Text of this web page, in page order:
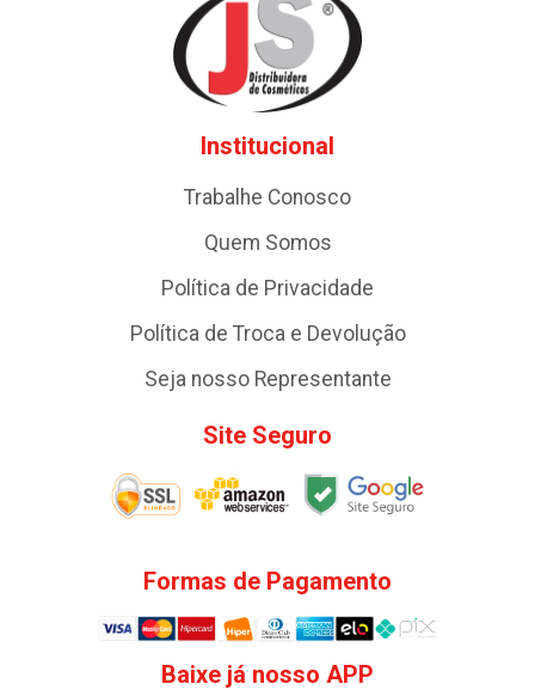
Institucional
Trabalhe Conosco
Quem Somos
Política de Privacidade
Política de Troca e Devolução
Seja nosso Representante
Site Seguro
Formas de Pagamento
Baixe já nosso APP